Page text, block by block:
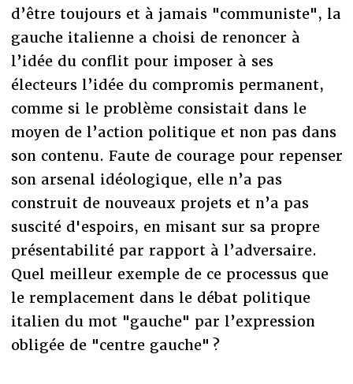
d’être toujours et à jamais "communiste", la
gauche italienne a choisi de renoncer à
l’idée du conflit pour imposer à ses
électeurs l’idée du compromis permanent,
comme si le problème consistait dans le
moyen de l’action politique et non pas dans
son contenu. Faute de courage pour repenser
son arsenal idéologique, elle n’a pas
construit de nouveaux projets et n’a pas
suscité d'espoirs, en misant sur sa propre
présentabilité par rapport à l’adversaire.
Quel meilleur exemple de ce processus que
le remplacement dans le débat politique
italien du mot "gauche" par l’expression
obligée de "centre gauche" ?